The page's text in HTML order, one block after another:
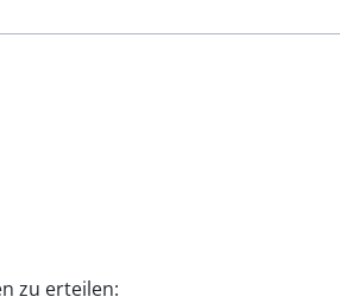
zu erteilen: